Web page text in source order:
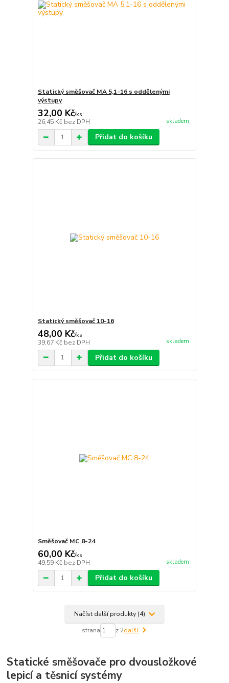
Statický směšovač MA 5,1-16 s oddělenými
výstupy
32,00 Kč/ks
26,45 Kč bez DPH skladem
Přidat do košíku
Statický směšovač 10-16
48,00 Kč/ks
39,67 Kč bez DPH skladem
Přidat do košíku
Směšovač MC 8-24
60,00 Kč/ks
49,59 Kč bez DPH skladem
Přidat do košíku
Načíst další produkty (4)
strana z 2další
Statické směšovače pro dvousložkové
lepicí a těsnicí systémy